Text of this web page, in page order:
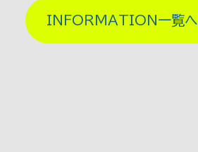
INFORMATION一覧へ